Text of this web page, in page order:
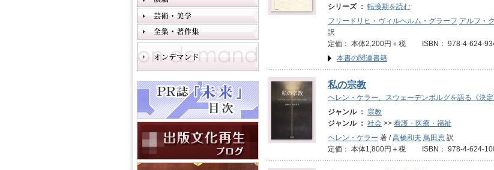
シリーズ ： 転換期を読む
フリードリヒ・ヴィルヘルム・グラーフ アルフ・
訳
定価： 本体2,200円＋税 ISBN： 978-4-624-
本書の関連書籍
私の宗教
ヘレン・ケラー、スウェーデンボルグを語る《決定
ジャンル ： 宗教
ジャンル ： 社会 >> 看護・医療・福祉
ヘレン・ケラー 著 /高橋和夫 鳥田恵 訳
定価： 本体1,800円＋税 ISBN： 978-4-624-